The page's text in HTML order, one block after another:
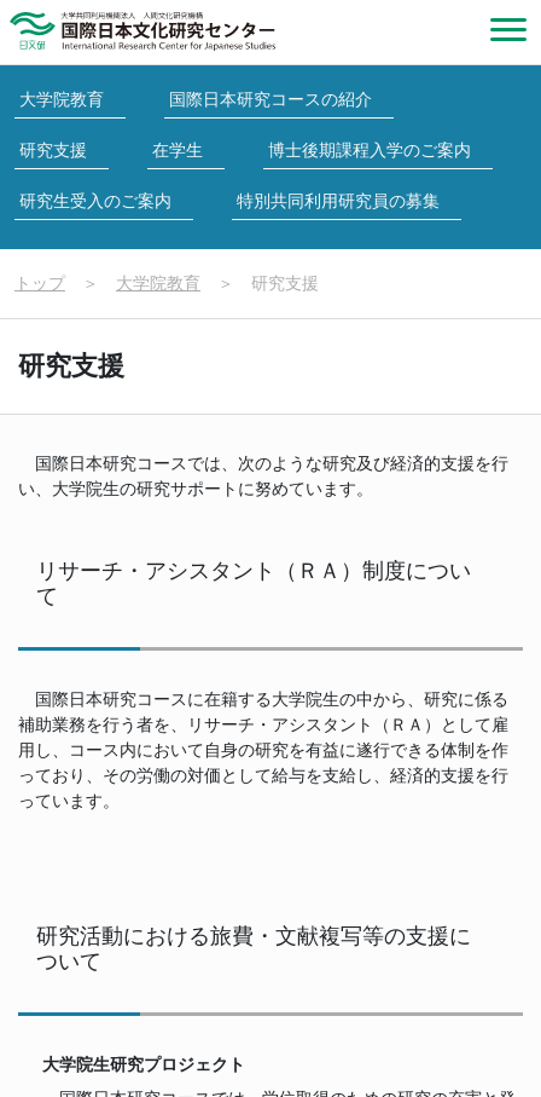
大学院教育 国際日本研究コースの紹介
研究支援 在学生 博士後期課程入学のご案内
研究生受入のご案内 特別共同利用研究員の募集
トップ＞ 大学院教育 ＞ 研究支援
研究支援
国際日本研究コースでは、次のような研究及び経済的支援を行
い、大学院生の研究サポートに努めています。
リサーチ・アシスタント（ＲＡ）制度につい
て
国際日本研究コースに在籍する大学院生の中から、研究に係る
補助業務を行う者を、リサーチ・アシスタント（ＲＡ）として雇
用し、コース内において自身の研究を有益に遂行できる体制を作
っており、その労働の対価として給与を支給し、経済的支援を行
っています。
研究活動における旅費・文献複写等の支援に
ついて
大学院生研究プロジェクト